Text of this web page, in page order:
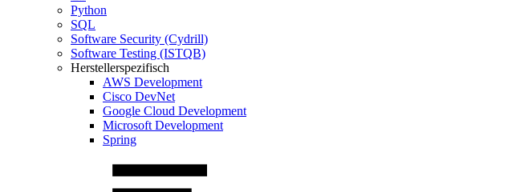
Python
SQL
Software Security (Cydrill)
Software Testing (ISTQB)
Herstellerspezifisch
AWS Development
Cisco DevNet
Google Cloud Development
Microsoft Development
Spring